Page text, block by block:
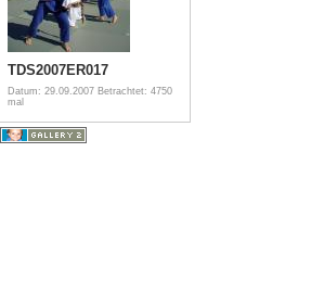
TDS2007ER017
Datum: 29.09.2007 Betrachtet: 4750
mal